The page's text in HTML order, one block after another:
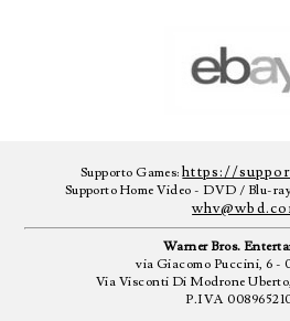
Supporto Games:https://
Supporto Home Video - DVD / Blu-
Warner Bros.
via Giacomo Puccini, 6 -
Via Visconti Di Modrone
P.IVA